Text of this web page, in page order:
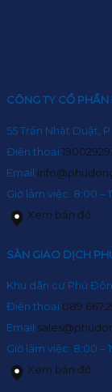
CÔNG TY CỔ
55 Trần Nhật Duật,
Điện thoại:
Email:
Giờ làm việc: 8:00 –
Xem bản đồ
SÀN GIAO DỊCH
Khu dân cư Phú
Điện thoại:
Email:
Giờ làm việc: 8:00 –
Xem bản đồ